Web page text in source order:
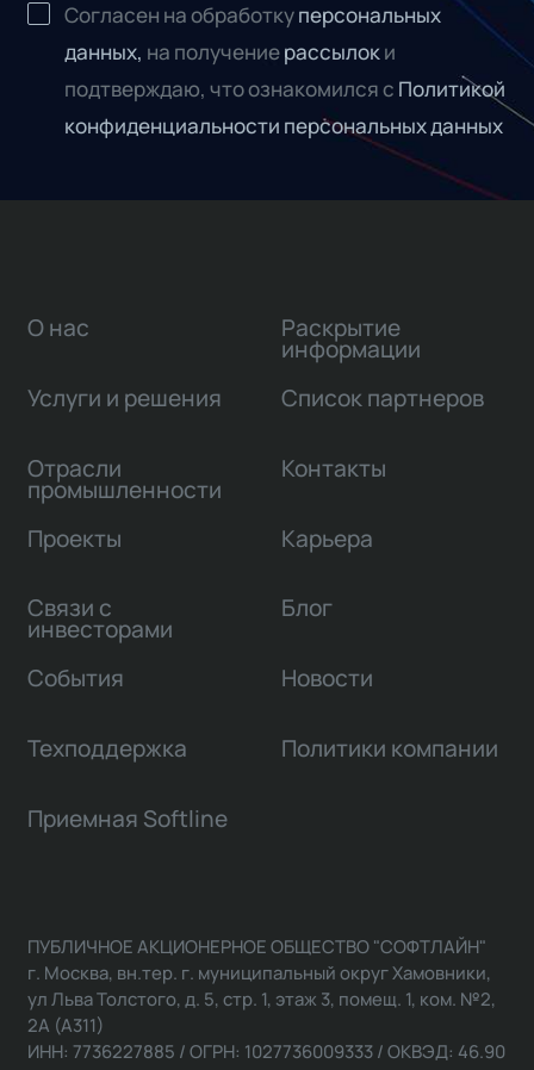
Согласен на обработкуперсональных
данных, на получениерассылоки
подтверждаю, что ознакомился с Политикой
конфиденциальности персональных данных
О нас
Услуги и решения
Отрасли
промышленности
Проекты
Связи с
инвесторами
Раскрытие
информации
Список партнеров
Контакты
Карьера
Блог
События Новости
Техподдержка Политики компании
Приемная Softline
ПУБЛИЧНОЕ АКЦИОНЕРНОЕ ОБЩЕСТВО "СОФТЛАЙН"
г. Москва, вн.тер. г. муниципальный округ Хамовники,
ул Льва Толстого, д. 5, стр. 1, этаж 3, помещ. 1, ком. №2,
2А (А311)
ИНН: 7736227885 / ОГРН: 1027736009333 / ОКВЭД: 46.90